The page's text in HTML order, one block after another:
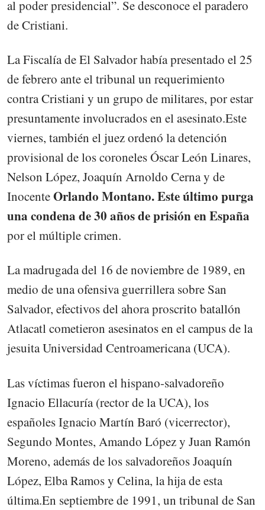
al poder presidencial”. Se desconoce el paradero
de Cristiani.
La Fiscalía de El Salvador había presentado el 25
de febrero ante el tribunal un requerimiento
contra Cristiani y un grupo de militares, por estar
presuntamente involucrados en el asesinato.Este
viernes, también el juez ordenó la detención
provisional de los coroneles Óscar León Linares,
Nelson López, Joaquín Arnoldo Cerna y de
InocenteOrlando Montano. Este último purga
una condena de 30 años de prisión en España
por el múltiple crimen.
La madrugada del 16 de noviembre de 1989, en
medio de una ofensiva guerrillera sobre San
Salvador, efectivos del ahora proscrito batallón
Atlacatl cometieron asesinatos en el campus de la
jesuita Universidad Centroamericana (UCA).
Las víctimas fueron el hispano-salvadoreño
Ignacio Ellacuría (rector de la UCA), los
españoles Ignacio Martín Baró (vicerrector),
Segundo Montes, Amando López y Juan Ramón
Moreno, además de los salvadoreños Joaquín
López, Elba Ramos y Celina, la hija de esta
última.En septiembre de 1991, un tribunal de San